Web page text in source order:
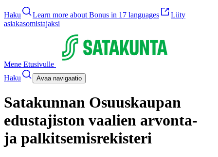
Haku Learn more about Bonus in 17 languages
Liity
asiakasomistajaksi
Mene Etusivulle
Haku
Avaa navigaatio
Satakunnan Osuuskaupan
edustajiston vaalien arvonta-
ja palkitsemisrekisteri